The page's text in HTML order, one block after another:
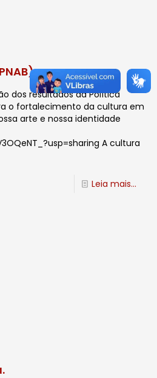
dos resultados da Política
o fortalecimento da cultura em
arte e nossa identidade
A cultura
Leia mais...